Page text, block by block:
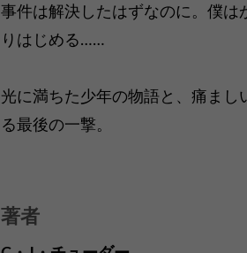
事件は解決したはずなのに。僕は
りはじめる……
光に満ちた少年の物語と、痛ま
る最後の一撃。
著者